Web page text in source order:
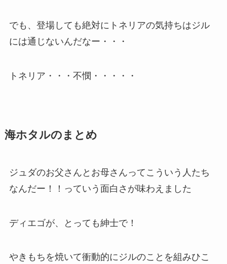
でも、登場しても絶対にトネリアの気持ちはジル
には通じないんだなー・・・
トネリア・・・不憫・・・・・
海ホタルのまとめ
ジュダのお父さんとお母さんってこういう人たち
なんだー！！っていう面白さが味わえました
ディエゴが、とっても紳士で！
やきもちを焼いて衝動的にジルのことを組みひこ